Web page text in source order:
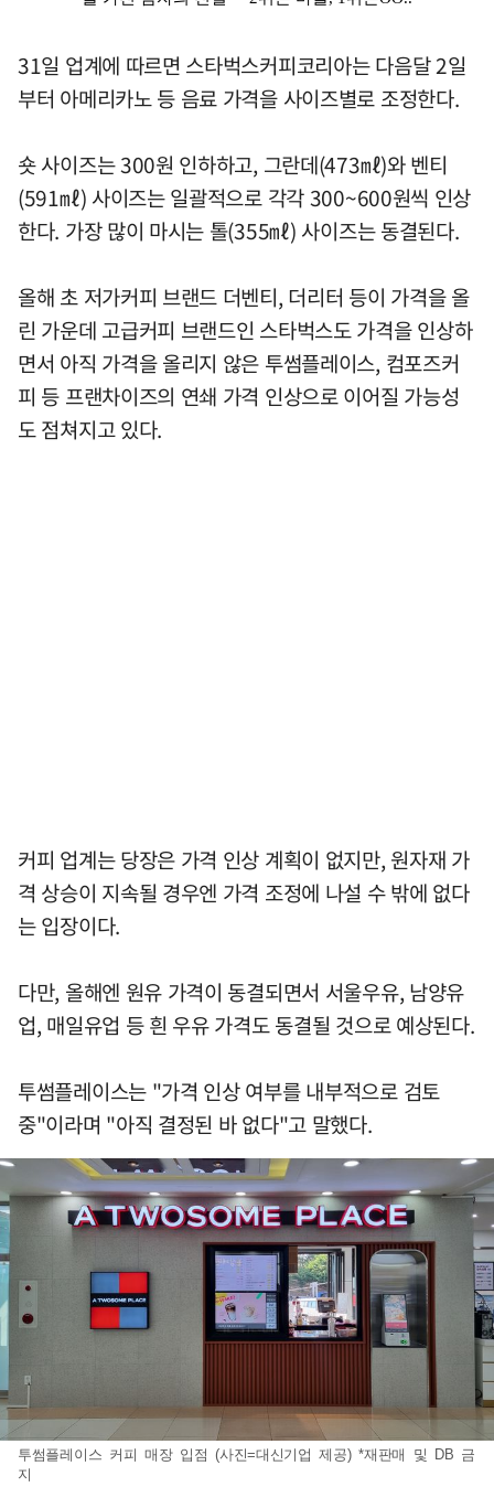
31일 업계에 따르면 스타벅스커피코리아는 다음달 2일
부터 아메리카노 등 음료 가격을 사이즈별로 조정한다.
숏 사이즈는 300원 인하하고, 그란데(473㎖)와 벤티
(591㎖) 사이즈는 일괄적으로 각각 300~600원씩 인상
한다. 가장 많이 마시는 톨(355㎖) 사이즈는 동결된다.
올해 초 저가커피 브랜드 더벤티, 더리터 등이 가격을 올
린 가운데 고급커피 브랜드인 스타벅스도 가격을 인상하
면서 아직 가격을 올리지 않은 투썸플레이스, 컴포즈커
피 등 프랜차이즈의 연쇄 가격 인상으로 이어질 가능성
도 점쳐지고 있다.
커피 업계는 당장은 가격 인상 계획이 없지만, 원자재 가
격 상승이 지속될 경우엔 가격 조정에 나설 수 밖에 없다
는 입장이다.
다만, 올해엔 원유 가격이 동결되면서 서울우유, 남양유
업, 매일유업 등 흰 우유 가격도 동결될 것으로 예상된다.
투썸플레이스는 "가격 인상 여부를 내부적으로 검토
중"이라며 "아직 결정된 바 없다"고 말했다.
투썸플레이스 커피 매장 입점 (사진=대신기업 제공) *재판매 및 DB 금
지